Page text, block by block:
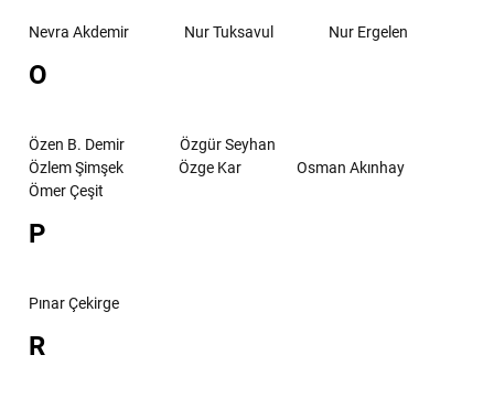
Nevra Akdemir Nur Tuksavul Nur Ergelen
O
Özen B. Demir
Özgür Seyhan
Özlem Şimşek
Özge Kar
Osman Akınhay
Ömer Çeşit
P
Pınar Çekirge
R